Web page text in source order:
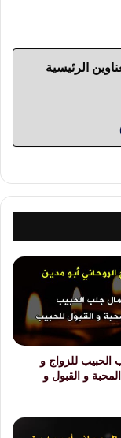
الرئيسية
للزواج و
و القبول و